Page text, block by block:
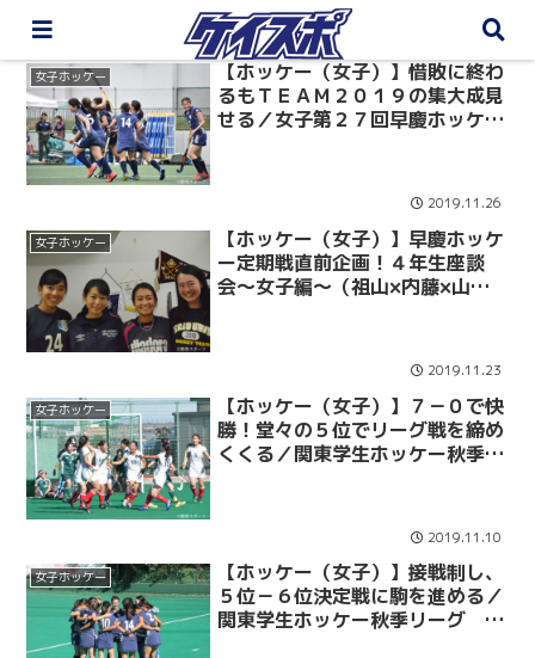
女子ホッケー
【ホッケー（女子）】惜敗に終わ
るもＴＥＡＭ２０１９の集大成見
せる／女子第２７回早慶ホッケー
2019.11.26
女子ホッケー
【ホッケー（女子）】早慶ホッケ
ー定期戦直前企画！４年生座談
会〜女子編〜（祖山×内藤×山田×
2019.11.23
女子ホッケー
【ホッケー（女子）】７－０で快
勝！堂々の５位でリーグ戦を締め
くくる／関東学生ホッケー秋季リ
2019.11.10
女子ホッケー
【ホッケー（女子）】接戦制し、
５位－６位決定戦に駒を進める／
関東学生ホッケー秋季リーグ Ｖ